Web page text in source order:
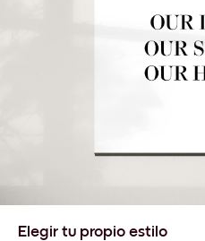
Elegir tu propio estilo